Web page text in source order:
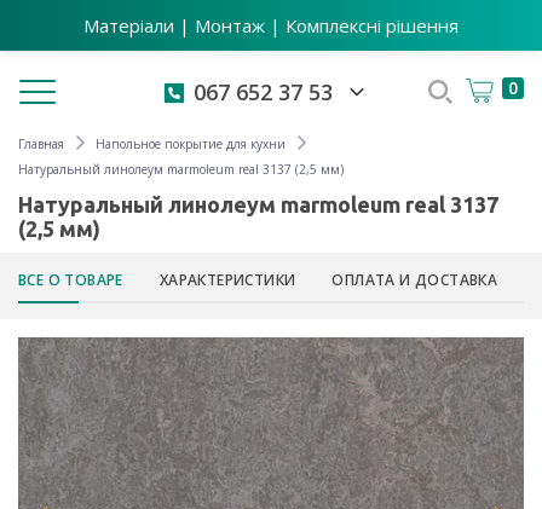
Матеріали | Монтаж | Комплексні рішення
Toggle navigation 067 652 37 53 0
Главная
Напольное покрытие для кухни
Натуральный линолеум marmoleum real 3137 (2,5 мм)
Натуральный линолеум marmoleum real 3137
(2,5 мм)
ВСЕ О ТОВАРЕ ХАРАКТЕРИСТИКИ ОПЛАТА И ДОСТАВКА